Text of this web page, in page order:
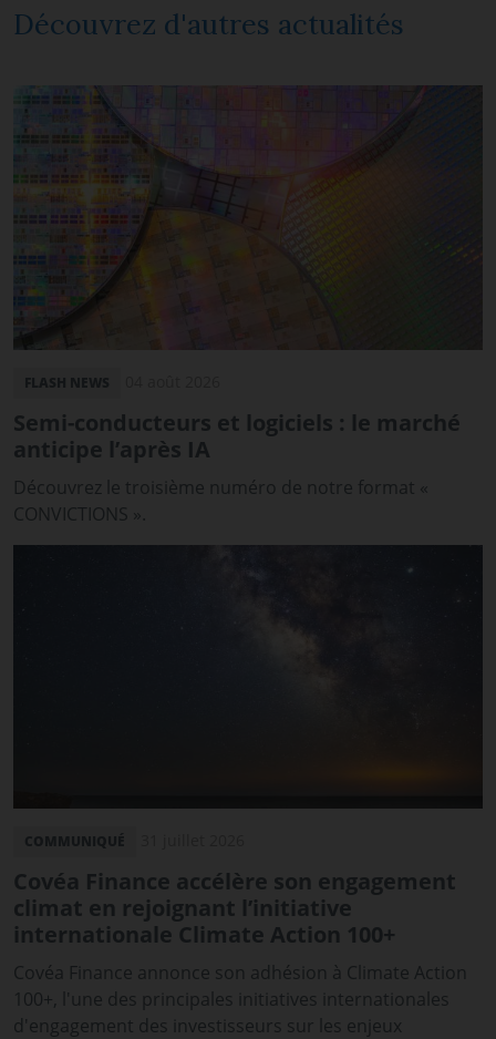
Découvrez d'autres actualités
Semi-conducteurs et logiciels : le marché
anticipe l’après IA
Découvrez le troisième numéro de notre format «
CONVICTIONS ».
Covéa Finance accélère son engagement
climat en rejoignant l’initiative
internationale Climate Action 100+
Covéa Finance annonce son adhésion à Climate Action
100+, l'une des principales initiatives internationales
d'engagement des investisseurs sur les enjeux